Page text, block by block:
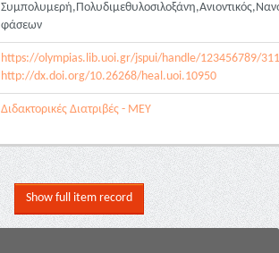
φάσεων
https://olympias.lib.uoi.gr/jspui/handle/123456789/
http://dx.doi.org/10.26268/heal.uoi.10950
Διδακτορικές Διατριβές - ΜΕΥ
Show full item record